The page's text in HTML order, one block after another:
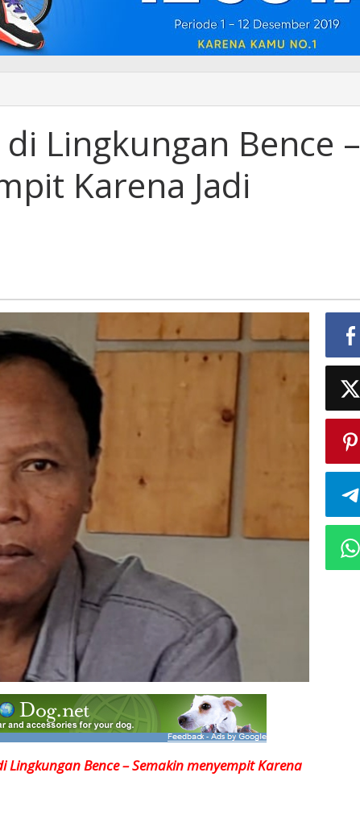
Lingkungan Bence –
Karena Jadi
Lingkungan Bence – Semakin menyempit Karena